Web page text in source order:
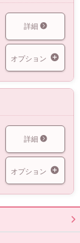
詳細
オプション
詳細
オプション